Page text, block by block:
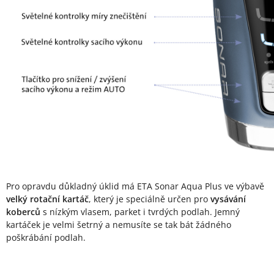
Pro opravdu důkladný úklid má ETA Sonar Aqua Plus ve výbavě
velký rotační kartáč, který je speciálně určen pro vysávání
koberců s nízkým vlasem, parket i tvrdých podlah. Jemný
kartáček je velmi šetrný a nemusíte se tak bát žádného
poškrábání podlah.